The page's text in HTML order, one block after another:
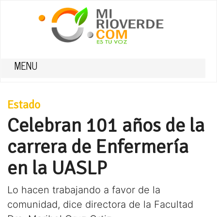
MENU
Estado
Celebran 101 años de la
carrera de Enfermería
en la UASLP
Lo hacen trabajando a favor de la
comunidad, dice directora de la Facultad